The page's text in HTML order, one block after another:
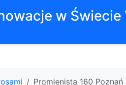
w Świecie
Promienista 160